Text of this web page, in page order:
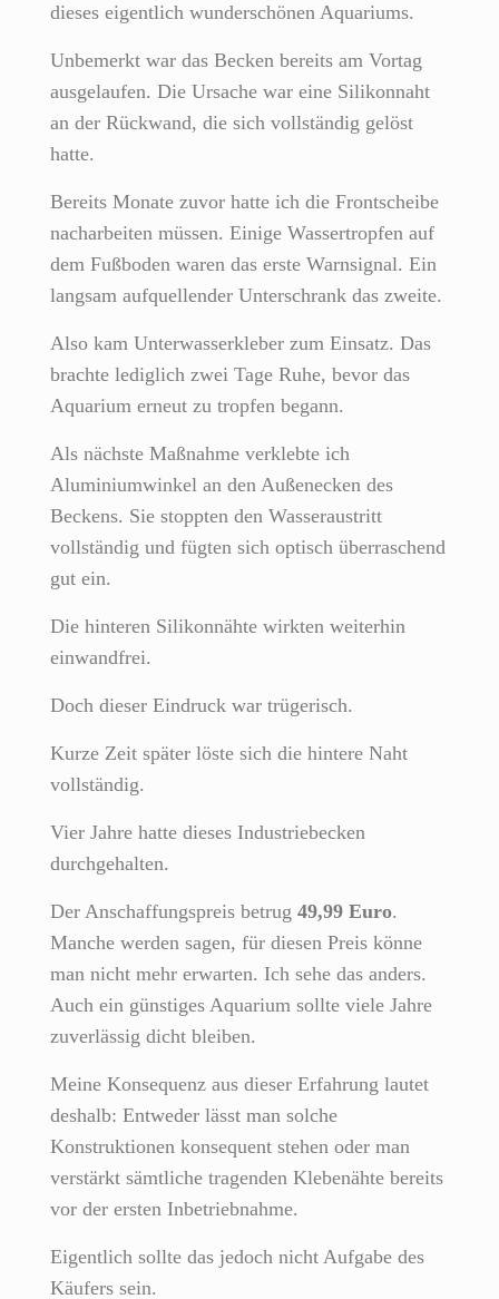
dieses eigentlich wunderschönen Aquariums.
Unbemerkt war das Becken bereits am Vortag
ausgelaufen. Die Ursache war eine Silikonnaht
an der Rückwand, die sich vollständig gelöst
hatte.
Bereits Monate zuvor hatte ich die Frontscheibe
nacharbeiten müssen. Einige Wassertropfen auf
dem Fußboden waren das erste Warnsignal. Ein
langsam aufquellender Unterschrank das zweite.
Also kam Unterwasserkleber zum Einsatz. Das
brachte lediglich zwei Tage Ruhe, bevor das
Aquarium erneut zu tropfen begann.
Als nächste Maßnahme verklebte ich
Aluminiumwinkel an den Außenecken des
Beckens. Sie stoppten den Wasseraustritt
vollständig und fügten sich optisch überraschend
gut ein.
Die hinteren Silikonnähte wirkten weiterhin
einwandfrei.
Doch dieser Eindruck war trügerisch.
Kurze Zeit später löste sich die hintere Naht
vollständig.
Vier Jahre hatte dieses Industriebecken
durchgehalten.
Der Anschaffungspreis betrug 49,99 Euro.
Manche werden sagen, für diesen Preis könne
man nicht mehr erwarten. Ich sehe das anders.
Auch ein günstiges Aquarium sollte viele Jahre
zuverlässig dicht bleiben.
Meine Konsequenz aus dieser Erfahrung lautet
deshalb: Entweder lässt man solche
Konstruktionen konsequent stehen oder man
verstärkt sämtliche tragenden Klebenähte bereits
vor der ersten Inbetriebnahme.
Eigentlich sollte das jedoch nicht Aufgabe des
Käufers sein.